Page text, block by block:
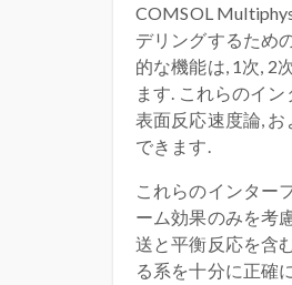
COMSOL
デリングするため
的な機能は, 1次, 2
ます. これらのイ
表面反応速度論,
できます.
これらのインター
ーム効果のみを考
送と平衡反応を含
る系を十分に正確